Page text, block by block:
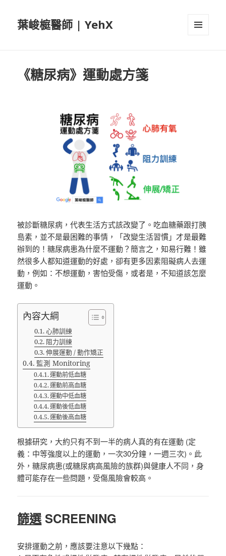
葉峻榳醫師 | YehX
《糖尿病》運動處方箋
被診斷糖尿病，代表生活方式該改變了。吃血糖藥跟打胰
島素，並不是最困難的事情，「改變生活習慣」才是最難
辦到的！糖尿病患為什麼不運動？簡言之，知易行難！雖
然很多人都知道運動的好處，卻有更多因素阻礙病人去運
動，例如：不想運動，害怕受傷，或者是，不知道該怎麼
運動。
內容大綱
心肺訓練
阻力訓練
伸展運動 / 動作矯正
監測 Monitoring
運動前低血糖
運動前高血糖
運動中低血糖
運動後低血糖
運動後高血糖
根據研究，大約只有不到一半的病人真的有在運動 (定
義：中等強度以上的運動，一次30分鐘，一週三次)。此
外，糖尿病患(或糖尿病高風險的族群)與健康人不同，身
體可能存在一些問題，受傷風險會較高。
篩選 SCREENING
安排運動之前，應該要注意以下幾點：